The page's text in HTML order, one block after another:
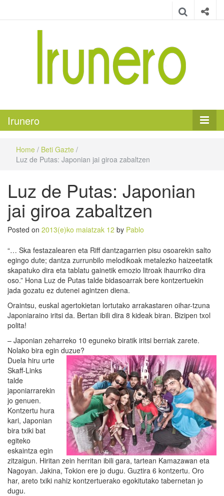
Irunero
Home / Beti Gazte /
Luz de Putas: Japonian jai giroa zabaltzen
Luz de Putas: Japonian
jai giroa zabaltzen
Posted on 2013(e)ko maiatzak 12 by Pablo
“… Ska festazalearen eta Riff dantzagarrien pisu osoarekin salto
egingo dute; dantza zurrunbilo melodikoak metalezko haizeetatik
skapatuko dira eta tablatu gainetik emozio litroak ihaurriko dira
oso.” Hona Luz de Putas talde bidasoarrak bere kontzertuekin
jada gozatu ez dutenei agintzen diena.
Oraintsu, euskal agertokietan lortutako arrakastaren oihar-tzuna
Japoniaraino iritsi da. Bertan ibili dira 8 kideak biran. Bizipen txol
polita!
– Japonian zeharreko 10 eguneko biratik iritsi berriak zarete.
Nolako bira egin duzue?
Duela hiru urte
Skaff-Links
talde
japoniarrarekin
jo genuen.
Kontzertu hura
kari, Japonian
bira txiki bat
egiteko
eskaintza egin
zitzaigun. Hiritan zein herritan ibili gara, tartean Kamazawan eta
Nagoyan. Jakina, Tokion ere jo dugu. Guztira 6 kontzertu. Oro
har, areto txiki nahiz kontzertuerako egokitutako tabernetan jo
dugu.